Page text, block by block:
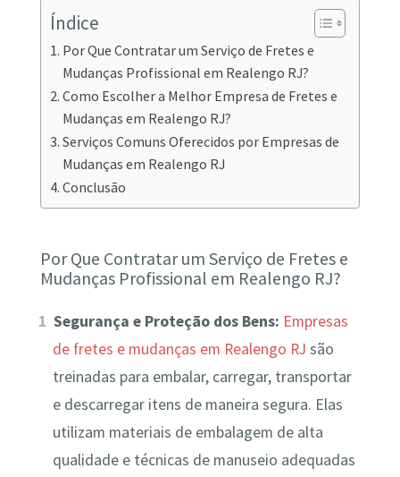
Índice
Por Que Contratar um Serviço de Fretes e
Mudanças Profissional em Realengo RJ?
Como Escolher a Melhor Empresa de Fretes e
Mudanças em Realengo RJ?
Serviços Comuns Oferecidos por Empresas de
Mudanças em Realengo RJ
Conclusão
Por Que Contratar um Serviço de Fretes e
Mudanças Profissional em Realengo RJ?
Segurança e Proteção dos Bens: Empresas
de fretes e mudanças em Realengo RJ são
treinadas para embalar, carregar, transportar
e descarregar itens de maneira segura. Elas
utilizam materiais de embalagem de alta
qualidade e técnicas de manuseio adequadas